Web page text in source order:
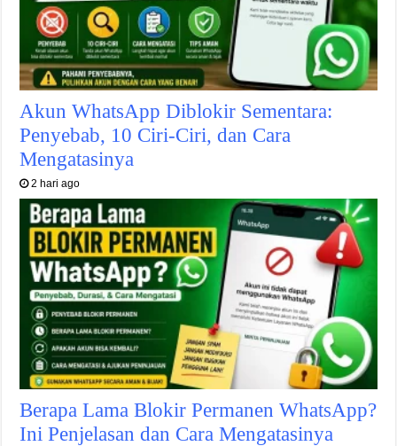
Akun WhatsApp Diblokir Sementara:
Penyebab, 10 Ciri-Ciri, dan Cara
Mengatasinya
2 hari ago
Berapa Lama Blokir Permanen WhatsApp?
Ini Penjelasan dan Cara Mengatasinya